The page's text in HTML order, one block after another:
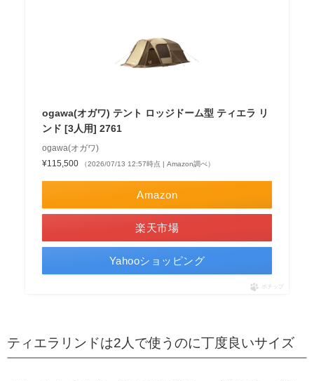
ogawa(オガワ) テント ロッジドーム型 ティエラ リ
ンド [3人用] 2761
ogawa(オガワ)
¥115,500
（2026/07/13 12:57時点 | Amazon調べ）
Amazon
楽天市場
Yahooショッピング
ポチップ
ティエラリンドは2人で使うのに丁度良いサイズ